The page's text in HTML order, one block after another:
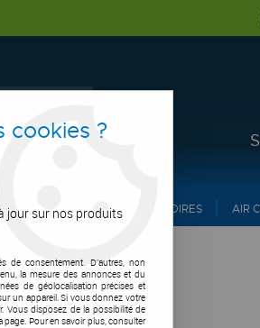
E.P.I ACCESSOIRES AIR
45®XP
cookies ?
jour sur nos produits
de consentement. D'autres, non
la mesure des annonces et du
de géolocalisation précises et
un appareil. Si vous donnez votre
Vous disposez de la possibilité de
Pour en savoir plus, consulter